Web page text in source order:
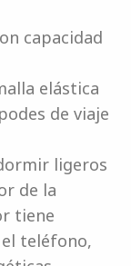
capacidad
elástica
de viaje
ligeros
de la
tiene
teléfono,